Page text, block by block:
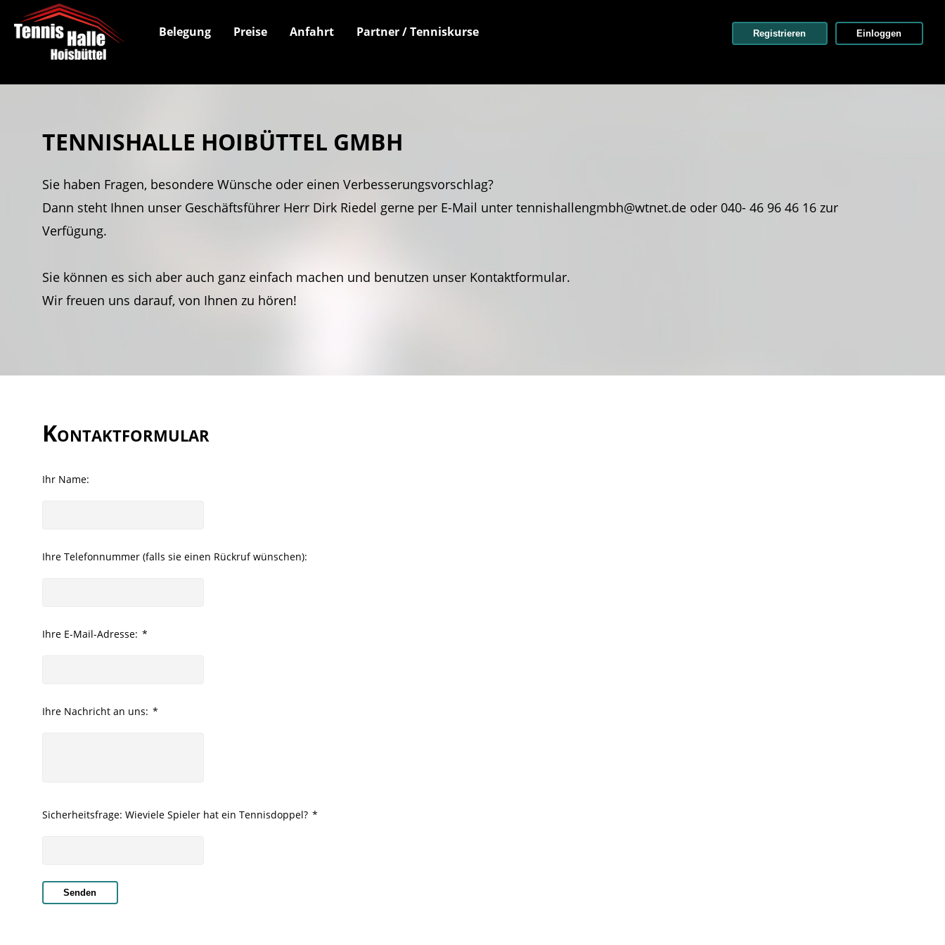
Belegung Preise Anfahrt Partner / Tenniskurse Registrieren Einloggen
TENNISHALLE HOIBÜTTEL GMBH
Sie haben Fragen, besondere Wünsche oder einen Verbesserungsvorschlag?
Dann steht Ihnen unser Geschäftsführer Herr Dirk Riedel gerne per E-Mail unter tennishallengmbh@wtnet.de oder 040- 46 96 46 16 zur
Verfügung.
Sie können es sich aber auch ganz einfach machen und benutzen unser Kontaktformular.
Wir freuen uns darauf, von Ihnen zu hören!
Kontaktformular
Ihr Name:
Ihre Telefonnummer (falls sie einen Rückruf wünschen):
Ihre E-Mail-Adresse: *
Ihre Nachricht an uns: *
Sicherheitsfrage: Wieviele Spieler hat ein Tennisdoppel? *
Senden